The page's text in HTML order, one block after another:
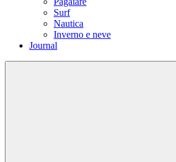
Surf
Nautica
Inverno e neve
Journal